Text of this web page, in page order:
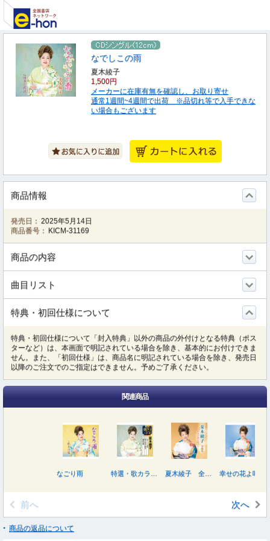
なでしこの雨
夏木綾子
1,500円
メーカーに在庫有無を確認し、お取り寄せ
通常1週間~4週間で出荷 ※品切れ等で入手できな
い場合もございます
商品情報
発売日： 2025年5月14日
商品番号：
KICM-31169
商品の内容
曲目リスト
特典・初回仕様について
特典・初回仕様について「封入特典」以外の商品の外付けとなる特典（ポス
ターなど）は、本画面で明記されている場合を除き、基本的にお付けできま
せん。また、「初回仕様」は、商品名に明記されている場合を除き、発売日
以降のご注文でのご指定はできません。予めご了承ください。
関連商品
なごり雨 幸せの花よ咲け
前へ 次へ
商品の返品について